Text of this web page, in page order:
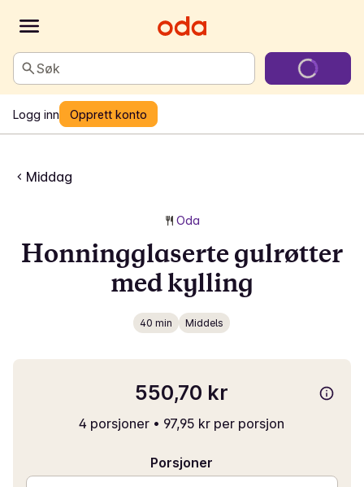
Søk
Logg inn Opprett konto
Middag
Oda
Honningglaserte gulrøtter
med kylling
40 min Middels
550,70 kr
4 porsjoner • 97,95 kr per porsjon
Porsjoner